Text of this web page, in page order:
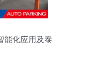
能化应用及泰